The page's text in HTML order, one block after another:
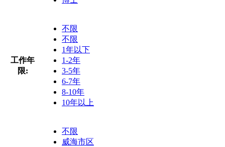
工作年
限:
不限
不限
1年以下
1-2年
3-5年
6-7年
8-10年
10年以上
不限
威海市区